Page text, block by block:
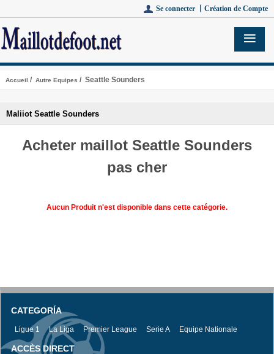
Se connecter 丨 Création de Compte
Accueil / Autre Equipes / Seattle Sounders
Maliiot Seattle Sounders
Acheter maillot Seattle Sounders
pas cher
Aucun Produit n'est disponible dans cette catégorie.
CATEGORÍA
Ligue 1 La Liga Premier League Serie A Equipe Nationale
ACCÈS DIRECT